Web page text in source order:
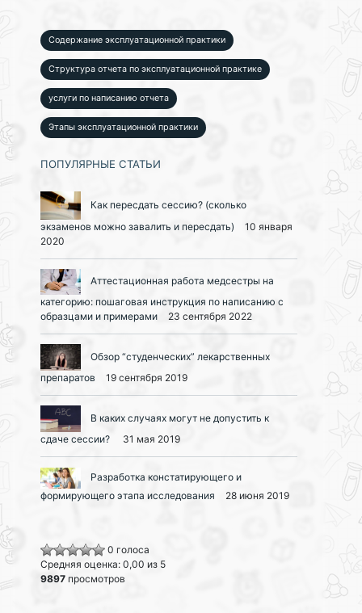
Содержание эксплуатационной практики
Структура отчета по эксплуатационной практике
услуги по написанию отчета
Этапы эксплуатационной практики
ПОПУЛЯРНЫЕ СТАТЬИ
Как пересдать сессию? (сколько
экзаменов можно завалить и пересдать)
10 января
2020
Аттестационная работа медсестры на
категорию: пошаговая инструкция по написанию с
образцами и примерами
23 сентября 2022
Обзор “студенческих” лекарственных
препаратов
19 сентября 2019
В каких случаях могут не допустить к
сдаче сессии?
31 мая 2019
Разработка констатирующего и
формирующего этапа исследования
28 июня 2019
0 голоса
Средняя оценка: 0,00 из 5
9897 просмотров